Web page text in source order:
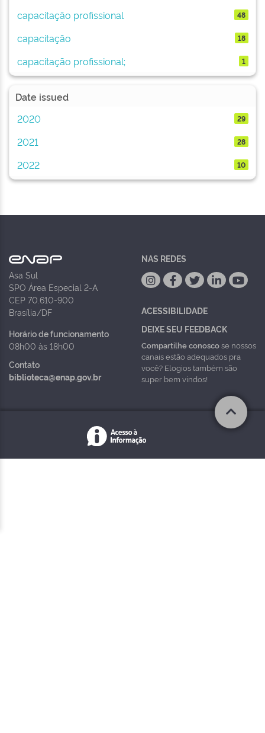
capacitação profissional 48
capacitação 18
capacitação profissional; 1
Date issued
2020
29
2021 28
2022 10
Asa Sul
SPO Área Especial 2-A
CEP 70.610-900
Brasília/DF
Horário de funcionamento
08h00 às 18h00
Contato
biblioteca@enap.gov.br
NAS REDES
ACESSIBILIDADE
DEIXE SEU FEEDBACK
Compartilhe conoscose nossos
canais estão adequados pra
você? Elogios também são
super bem vindos!